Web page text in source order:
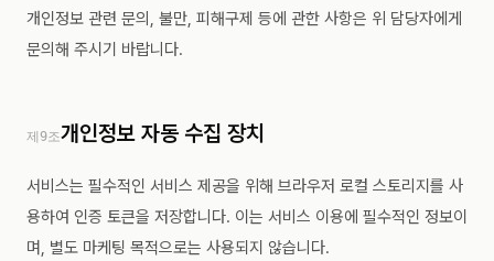
개인정보 관련 문의, 불만, 피해구제 등에 관한 사항은 위 담당자에게
문의해 주시기 바랍니다.
제9조개인정보 자동 수집 장치
서비스는 필수적인 서비스 제공을 위해 브라우저 로컬 스토리지를 사
용하여 인증 토큰을 저장합니다. 이는 서비스 이용에 필수적인 정보이
며, 별도 마케팅 목적으로는 사용되지 않습니다.